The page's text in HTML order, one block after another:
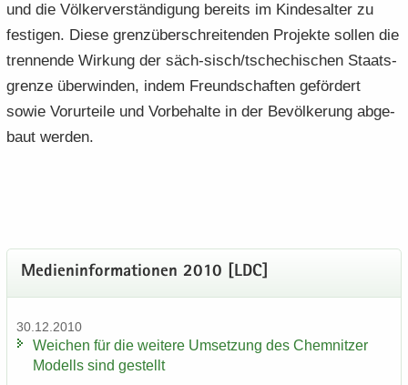
und die Völ­ker­ver­stän­di­gung be­reits im Kin­des­al­ter zu
fes­ti­gen. Diese grenz­über­schrei­ten­den Pro­jek­te sol­len die
tren­nen­de Wir­kung der säch-​sisch/tsche­chi­schen Staats­
gren­ze über­win­den, indem Freund­schaf­ten ge­för­dert
sowie Vor­ur­tei­le und Vor­be­hal­te in der Be­völ­ke­rung ab­ge­
baut wer­den.
Me­di­en­in­for­ma­tio­nen 2010 [LDC]
30.12.2010
Wei­chen für die wei­te­re Um­set­zung des Chem­nit­zer
Mo­dells sind ge­stellt